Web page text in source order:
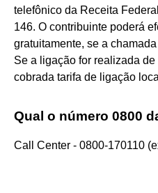
telefônico da Receita
146. O contribuinte poderá
gratuitamente, se a
Se a ligação for realizada
cobrada tarifa de ligação
Qual o número 0800
Call Center - 0800-170110